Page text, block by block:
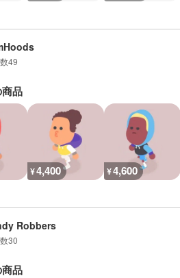
49
品
¥4,400 ¥4,600
Robbers
30
品